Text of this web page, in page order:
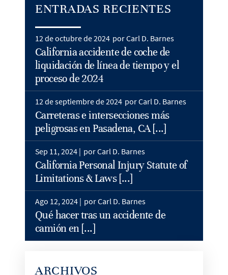
ENTRADAS RECIENTES
12 de octubre de 2024 por Carl D. Barnes
California accidente de coche de
liquidación de línea de tiempo y el
proceso de 2024
12 de septiembre de 2024 por Carl D. Barnes
Carreteras e intersecciones más
peligrosas en Pasadena, CA [...]
Sep 11, 2024 | por Carl D. Barnes
California Personal Injury Statute of
Limitations & Laws [...]
Ago 12, 2024 | por Carl D. Barnes
Qué hacer tras un accidente de
camión en [...]
ARCHIVOS